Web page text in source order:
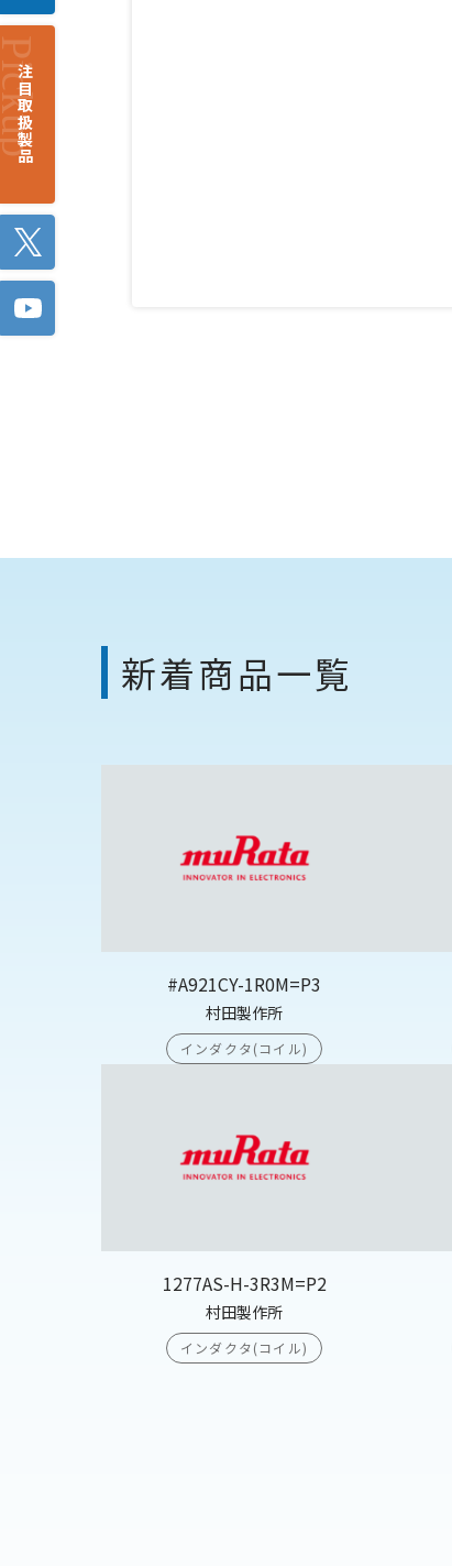
新着商品一覧
#A921CY-1R0M=P3
村田製作所
インダクタ(コイル)
1277AS-H-3R3M=P2
村田製作所
インダクタ(コイル)
注目取扱製品